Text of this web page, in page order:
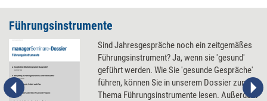
Führungsinstrumente
Sind Jahresgespräche noch ein zeitgemäßes
Führungsinstrument? Ja, wenn sie 'gesund'
geführt werden. Wie Sie 'gesunde Gespräche'
führen, können Sie in unserem Dossier zum
Thema Führungsinstrumente lesen. Außerdem